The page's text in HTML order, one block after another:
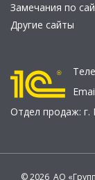
Замечания по
Другие сайты
Отдел продаж: г.
© 2026 АО